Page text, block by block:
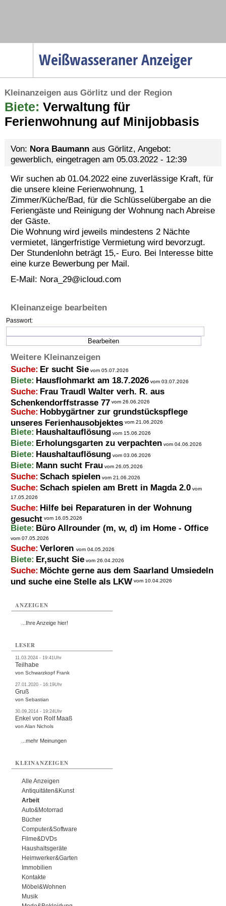
Weißwasseraner Anzeiger
Menüpunkte
Politik
Gesellschaft
Service
Gesundheit
Kultur
Sport
Termine
Kostenlos
Kleinanzeigen aus Görlitz und der Region
Biete: Verwaltung für
Ferienwohnung auf Minijobbasis
Von: Nora Baumannaus Görlitz, Angebot:
gewerblich, eingetragen am 05.03.2022 - 12:39
Wir suchen ab 01.04.2022 eine zuverlässige Kraft, für
die unsere kleine Ferienwohnung, 1
Zimmer/Küche/Bad, für die Schlüsselübergabe an die
Feriengäste und Reinigung der Wohnung nach Abreise
der Gäste.
Die Wohnung wird jeweils mindestens 2 Nächte
vermietet, längerfristige Vermietung wird bevorzugt.
Der Stundenlohn beträgt 15,- Euro. Bei Interesse bitte
eine kurze Bewerbung per Mail.
E-Mail: Nora_29@icloud.com
Kleinanzeige bearbeiten
Passwort:
Weitere Kleinanzeigen
Suche: Er sucht Sie vom 05.07.2026
Biete: Hausflohmarkt am 18.7.2026 vom 03.07.2026
Suche: Frau Traudl Walter verh. R. aus
Schenkendorffstrasse 77 vom 26.06.2026
Suche: Hobbygärtner zur grundstückspflege
unseres Ferienhausobjektes vom 21.06.2026
Biete: Haushaltauflösung vom 15.06.2026
Biete: Erholungsgarten zu verpachten vom 04.06.2026
Biete: Haushaltauflösung vom 03.06.2026
Biete: Mann sucht Frau vom 26.05.2026
Suche: Schach spielen vom 21.06.2026
Suche: Schach spielen am Brett in Magda 2.0 vom
17.05.2026
Suche: Hilfe bei Reparaturen in der Wohnung
gesucht vom 16.05.2026
Biete: Büro Allrounder (m, w, d) im Home - Office
vom 07.05.2026
Suche: Verloren vom 04.05.2026
Biete: Er,sucht Sie vom 26.04.2026
Suche: Möchte gerne aus dem Saarland Umsiedeln
und suche eine Stelle als LKW vom 10.04.2026
ANZEIGEN
...Ihre Anzeige hier!
LESER
11.03.2024 - 19:41Uhr
Teilhabe
von Schwarzkopf Frank
27.01.2020 - 16:19Uhr
Gruß
von Sebastian
30.09.2014 - 19:24Uhr
Enkel von Rolf Maaß
von Alan Nichols
...mehr Meinungen
KLEINANZEIGEN
Alle Anzeigen
Antiquitäten&Kunst
Arbeit
Auto&Motorrad
Bücher
Computer&Software
Filme&DVDs
Haushaltsgeräte
Heimwerker&Garten
Immobilien
Kontakte
Möbel&Wohnen
Musik